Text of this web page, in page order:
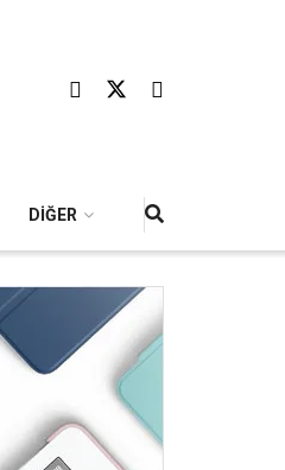
DİĞER